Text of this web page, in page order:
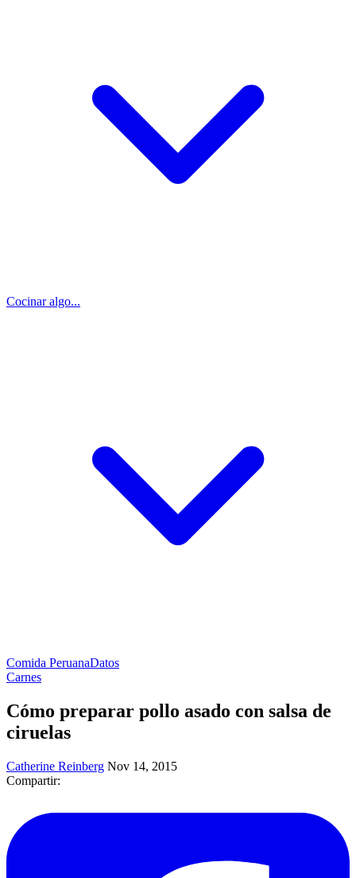
Cocinar algo...
Comida PeruanaDatos
Carnes
Cómo preparar pollo asado con salsa de
ciruelas
Catherine Reinberg Nov 14, 2015
Compartir: